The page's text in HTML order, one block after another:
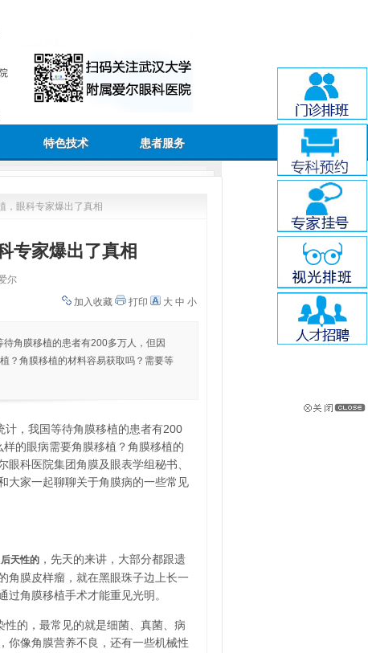
特色技术 患者服务
，眼科专家爆出了真相
专家爆出了真相
尔
加入收藏
打印 大 中 小
角膜移植的患者有200多万人，但因
？角膜移植的材料容易获取吗？需要等
，我国等待角膜移植的患者有200
的眼病需要角膜移植？角膜移植的
科医院集团角膜及眼表学组秘书、
大家一起聊聊关于角膜病的一些常见
天性的 ，先天的来讲，大部分都跟遗
角膜皮样瘤，就在黑眼珠子边上长一
角膜移植手术才能重见光明。
的，最常见的就是细菌、真菌、病
你像角膜营养不良，还有一些机械性